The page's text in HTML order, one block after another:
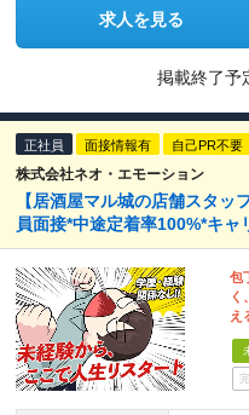
求人を見る
掲載終了予
正社員 面接情報有 自己PR不要
株式会社ネオ・エモーション
【居酒屋マル城の店舗スタ
員面接*中途定着率100%*キャ
包
く
え